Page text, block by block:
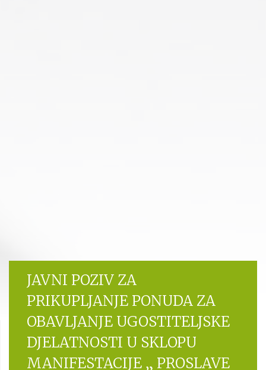
JAVNI POZIV ZA
PRIKUPLJANJE PONUDA ZA
OBAVLJANJE UGOSTITELJSKE
DJELATNOSTI U SKLOPU
MANIFESTACIJE „ PROSLAVE